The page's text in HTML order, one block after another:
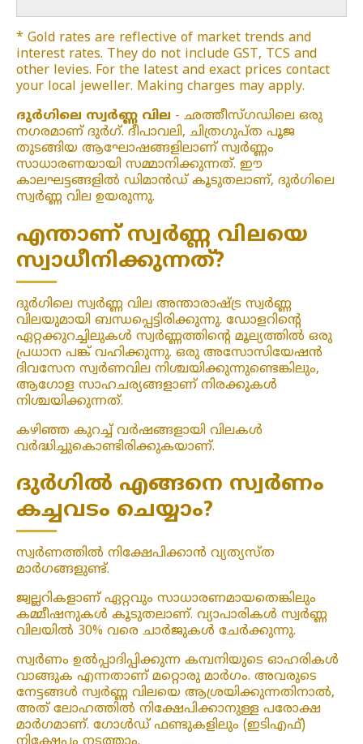
* Gold rates are reflective of market trends and
interest rates. They do not include GST, TCS and
other levies. For the latest and exact prices contact
your local jeweller. Making charges may apply.
ദുർഗിലെ സ്വർണ്ണ വില - ഛത്തീസ്ഗഡിലെ ഒരു
നഗരമാണ് ദുർഗ്. ദീപാവലി, ചിത്രഗുപ്ത പൂജ
തുടങ്ങിയ ആഘോഷങ്ങളിലാണ് സ്വർണ്ണം
സാധാരണയായി സമ്മാനിക്കുന്നത്. ഈ
കാലഘട്ടങ്ങളിൽ ഡിമാൻഡ് കൂടുതലാണ്, ദുർഗിലെ
സ്വർണ്ണ വില ഉയരുന്നു.
എന്താണ് സ്വർണ്ണ വിലയെ
സ്വാധീനിക്കുന്നത്?
ദുർഗിലെ സ്വർണ്ണ വില അന്താരാഷ്ട്ര സ്വർണ്ണ
വിലയുമായി ബന്ധപ്പെട്ടിരിക്കുന്നു. ഡോളറിന്റെ
ഏറ്റക്കുറച്ചിലുകൾ സ്വർണ്ണത്തിന്റെ മൂല്യത്തിൽ ഒരു
പ്രധാന പങ്ക് വഹിക്കുന്നു. ഒരു അസോസിയേഷൻ
ദിവസേന സ്വർണവില നിശ്ചയിക്കുന്നുണ്ടെങ്കിലും,
ആഗോള സാഹചര്യങ്ങളാണ് നിരക്കുകൾ
നിശ്ചയിക്കുന്നത്.
കഴിഞ്ഞ കുറച്ച് വർഷങ്ങളായി വിലകൾ
വർദ്ധിച്ചുകൊണ്ടിരിക്കുകയാണ്.
ദുർഗിൽ എങ്ങനെ സ്വർണം
കച്ചവടം ചെയ്യാം?
സ്വർണത്തിൽ നിക്ഷേപിക്കാൻ വ്യത്യസ്ത
മാർഗങ്ങളുണ്ട്.
ജ്വല്ലറികളാണ് ഏറ്റവും സാധാരണമായതെങ്കിലും
കമ്മീഷനുകൾ കൂടുതലാണ്. വ്യാപാരികൾ സ്വർണ്ണ
വിലയിൽ 30% വരെ ചാർജുകൾ ചേർക്കുന്നു.
സ്വർണം ഉൽപ്പാദിപ്പിക്കുന്ന കമ്പനിയുടെ ഓഹരികൾ
വാങ്ങുക എന്നതാണ് മറ്റൊരു മാർഗം. അവരുടെ
നേട്ടങ്ങൾ സ്വർണ്ണ വിലയെ ആശ്രയിക്കുന്നതിനാൽ,
അത് ലോഹത്തിൽ നിക്ഷേപിക്കാനുള്ള പരോക്ഷ
മാർഗമാണ്. ഗോൾഡ് ഫണ്ടുകളിലും (ഇടിഎഫ്)